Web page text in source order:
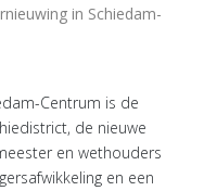
in Schiedam-
Centrum is de
de nieuwe
en wethouders
en een